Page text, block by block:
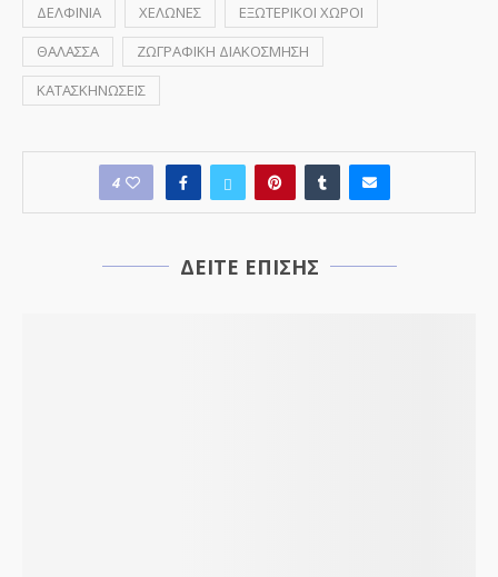
ΔΕΛΦΙΝΙΑ ΧΕΛΩΝΕΣ
ΕΞΩΤΕΡΙΚΟΙ ΧΩΡΟΙ
ΘΑΛΑΣΣΑ
ΖΩΓΡΑΦΙΚΗ ΔΙΑΚΟΣΜΗΣΗ
ΚΑΤΑΣΚΗΝΩΣΕΙΣ
4
ΔΕΙΤΕ ΕΠΙΣΗΣ